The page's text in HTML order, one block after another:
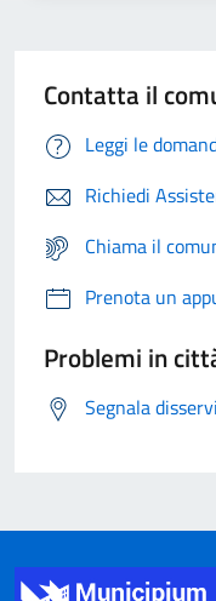
Contatta il
Leggi le
Richiedi
Chiama il
Prenota un
Problemi in
Segnala